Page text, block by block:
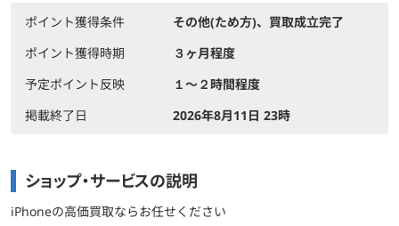
ポイント獲得条件
その他(ため方)、買取成立完了
ポイント獲得時期
３ヶ月程度
予定ポイント反映
１〜２時間程度
掲載終了日
2026年8月11日 23時
ショップ・サービスの説明
iPhoneの高価買取ならお任せください